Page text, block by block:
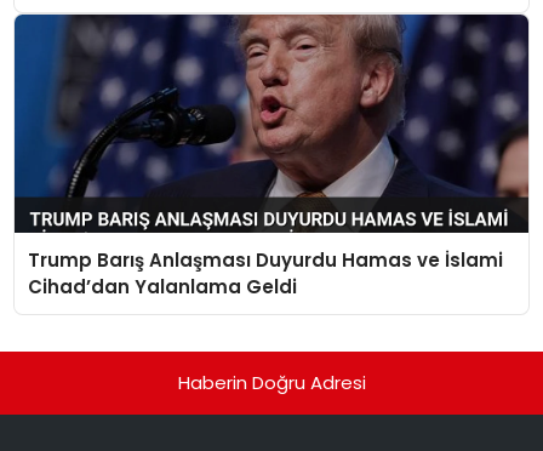
Trump Barış Anlaşması Duyurdu Hamas ve İslami
Cihad’dan Yalanlama Geldi
Haberin Doğru Adresi